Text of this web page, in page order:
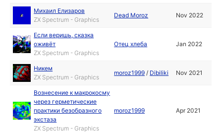
Михаил Елизаров
ZX Spectrum - Graphics
Dead Moroz Nov 2022
Если веришь, сказка
оживёт
ZX Spectrum - Graphics
Отец хлеба Jan 2022
Никем
ZX Spectrum - Graphics
moroz1999 / Dibiliki Nov 2021
Вознесение к макрокосму
через герметические
практики безобразного
экстаза
ZX Spectrum - Graphics
moroz1999 Apr 2021